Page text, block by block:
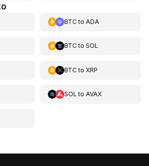
BTCto ADA
BTCto SOL
BTCto XRP
SOL to AVAX